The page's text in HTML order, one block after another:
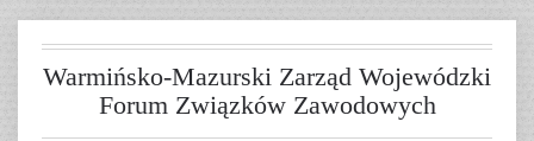
Warmińsko-Mazurski Zarząd Wojewódzki
Forum Związków Zawodowych